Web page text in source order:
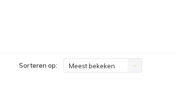
Sorteren op: Meest bekeken